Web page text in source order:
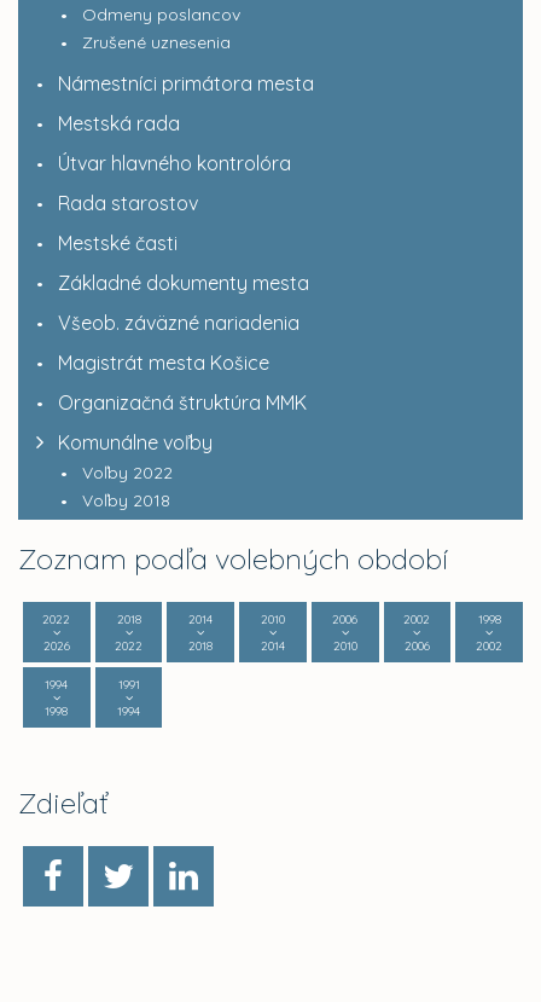
Odmeny poslancov
Zrušené uznesenia
Námestníci primátora mesta
Mestská rada
Útvar hlavného kontrolóra
Rada starostov
Mestské časti
Základné dokumenty mesta
Všeob. záväzné nariadenia
Magistrát mesta Košice
Organizačná štruktúra MMK
Komunálne voľby
Voľby 2022
Voľby 2018
Zoznam podľa volebných období
2022
2026
2018
2022
2014
2018
2010
2014
2006
2010
2002
2006
1998
2002
1994
1998
1991
1994
Zdieľať